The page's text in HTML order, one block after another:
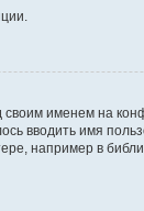
своим именем на
вводить имя
например в